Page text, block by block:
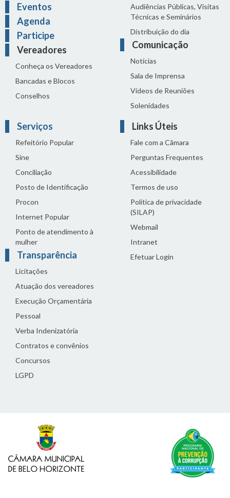
Eventos
Agenda
Participe
Vereadores
Conheça os Vereadores
Bancadas e Blocos
Conselhos
Audiências Públicas, Visitas
Técnicas e Seminários
Distribuição do dia
Comunicação
Notícias
Sala de Imprensa
Vídeos de Reuniões
Solenidades
Serviços
Refeitório Popular
Sine
Conciliação
Posto de Identificação
Procon
Internet Popular
Ponto de atendimento à
mulher
Transparência
Licitações
Atuação dos vereadores
Execução Orçamentária
Pessoal
Verba Indenizatória
Contratos e convênios
Concursos
LGPD
Links Úteis
Fale com a Câmara
Perguntas Frequentes
Acessibilidade
Termos de uso
Política de privacidade
(SILAP)
Webmail
Intranet
Efetuar Login